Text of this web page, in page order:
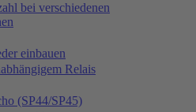
bei verschiedenen
einbauen
Relais
(SP44/SP45)